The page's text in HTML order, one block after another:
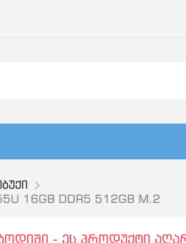
16GB DDR5 512GB M.2
- ეს პროდუქტი